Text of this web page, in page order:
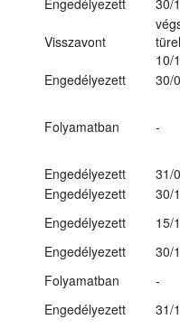
Engedélyezett
30/
Visszavont
10/
Engedélyezett
30/
Folyamatban -
Engedélyezett
31/
Engedélyezett
30/
Engedélyezett
15/
Engedélyezett
30/
Folyamatban
-
Engedélyezett
31/